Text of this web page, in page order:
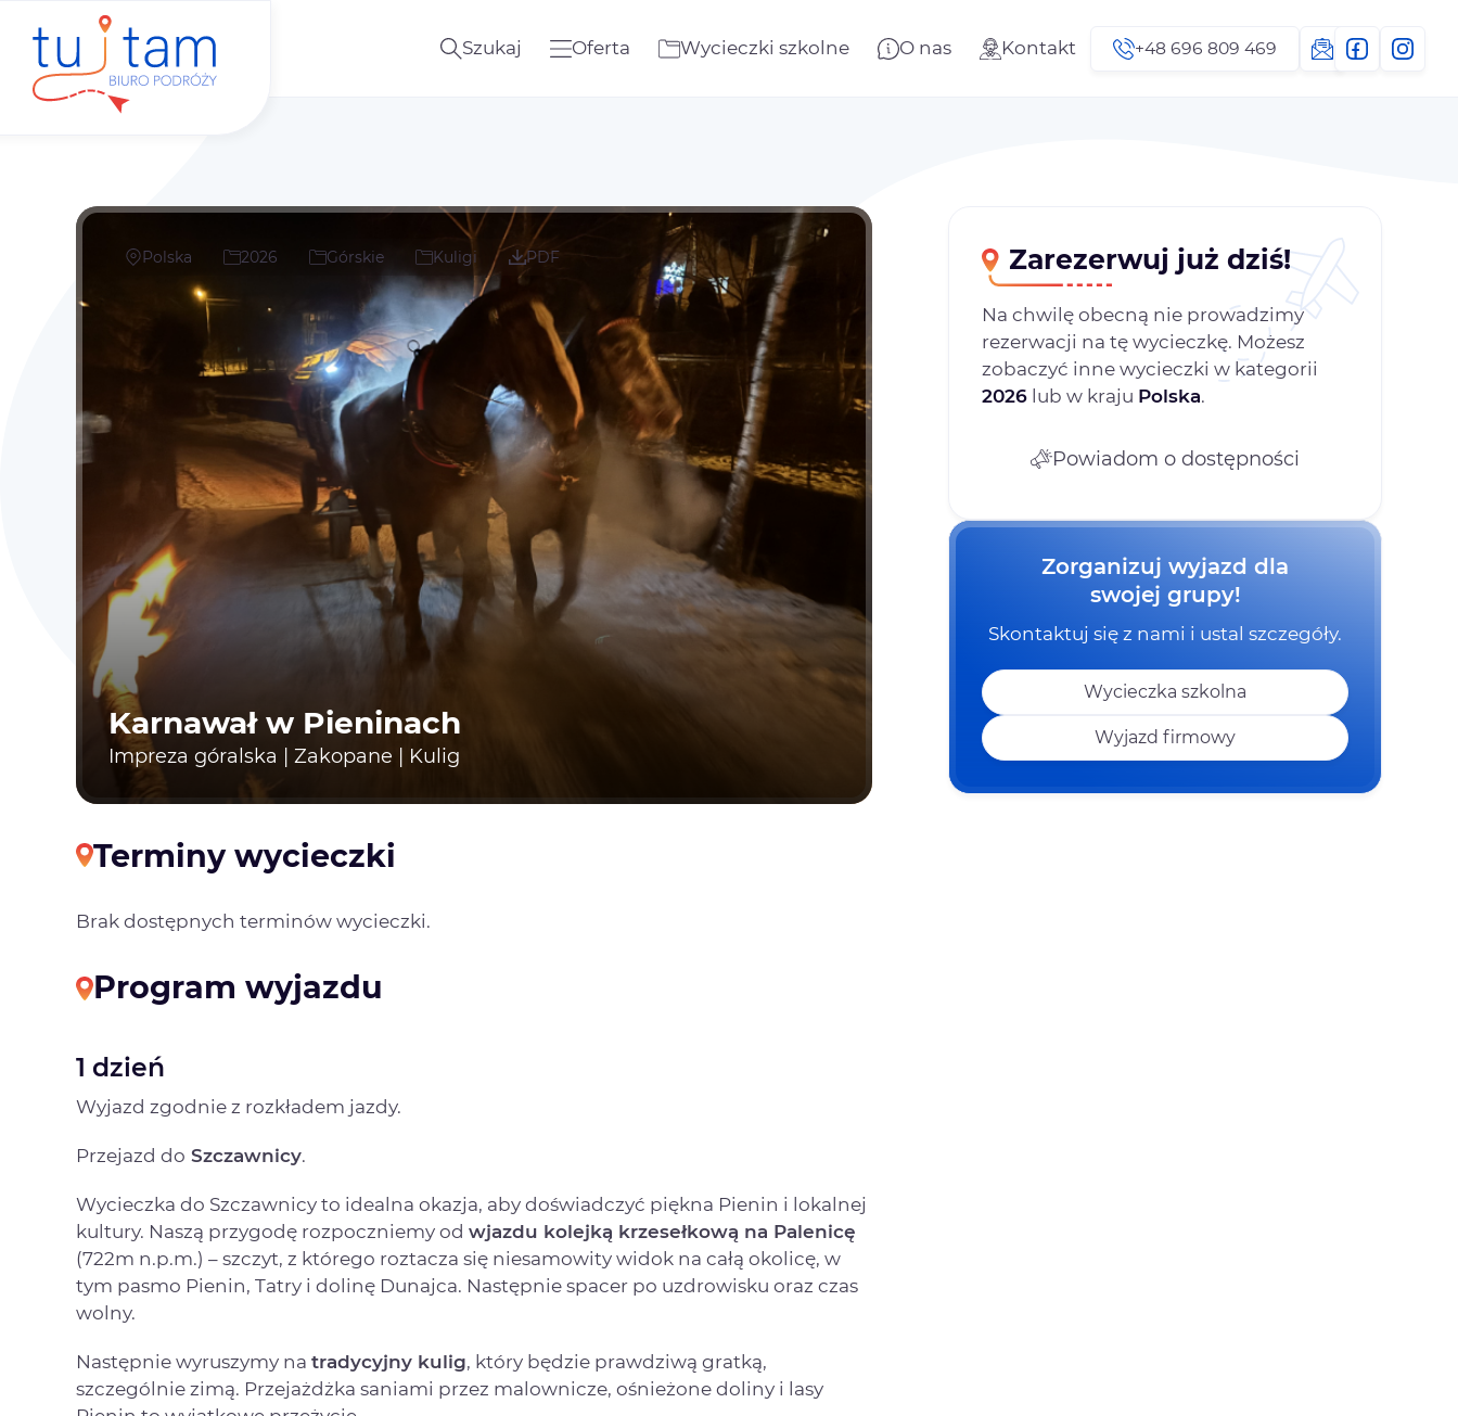
Szukaj Oferta Wycieczki szkolne O nas Kontakt +48 696 809 469
Karnawał w Pieninach
Impreza góralska | Zakopane | Kulig
Polska 2026 Górskie Kuligi PDF
Terminy wycieczki
Brak dostępnych terminów wycieczki.
Program wyjazdu
1 dzień
Wyjazd zgodnie z rozkładem jazdy.
Przejazd do Szczawnicy.
Wycieczka do Szczawnicy to idealna okazja, aby doświadczyć piękna Pienin i lokalnej
kultury. Naszą przygodę rozpoczniemy od wjazdu kolejką krzesełkową na Palenicę
(722m n.p.m.) – szczyt, z którego roztacza się niesamowity widok na całą okolicę, w
tym pasmo Pienin, Tatry i dolinę Dunajca. Następnie spacer po uzdrowisku oraz czas
wolny.
Następnie wyruszymy na tradycyjny kulig, który będzie prawdziwą gratką,
szczególnie zimą. Przejażdżka saniami przez malownicze, ośnieżone doliny i lasy
Zarezerwuj już dziś!
Na chwilę obecną nie prowadzimy
rezerwacji na tę wycieczkę. Możesz
zobaczyć inne wycieczki w kategorii
2026 lub w kraju Polska.
Powiadom o dostępności
Zorganizuj wyjazd dla
swojej grupy!
Skontaktuj się z nami i ustal szczegóły.
Wycieczka szkolna
Wyjazd firmowy